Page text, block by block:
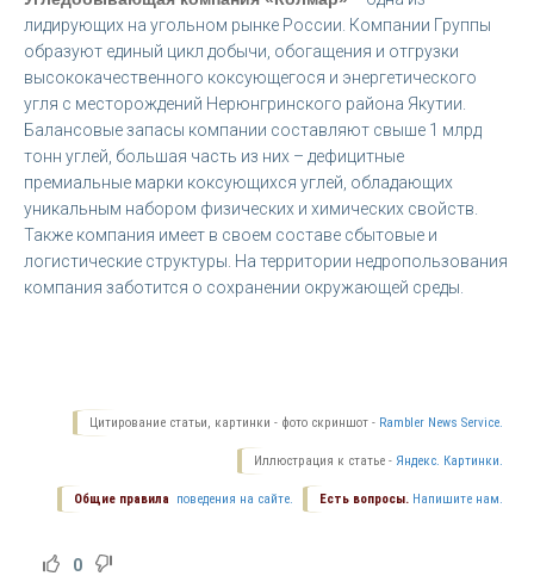
лидирующих на угольном рынке России. Компании Группы
образуют единый цикл добычи, обогащения и отгрузки
высококачественного коксующегося и энергетического
угля с месторождений Нерюнгринского района Якутии.
Балансовые запасы компании составляют свыше 1 млрд
тонн углей, большая часть из них – дефицитные
премиальные марки коксующихся углей, обладающих
уникальным набором физических и химических свойств.
Также компания имеет в своем составе сбытовые и
логистические структуры. На территории недропользования
компания заботится о сохранении окружающей среды.
Цитирование статьи, картинки - фото скриншот - Rambler News Service.
Иллюстрация к статье - Яндекс. Картинки.
Есть вопросы. Напишите нам.
Общие правила поведения на сайте.
0